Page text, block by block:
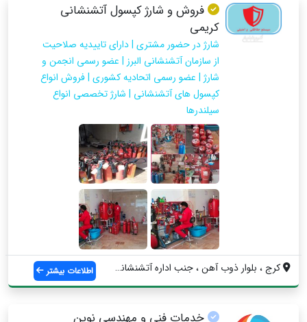
فروش و شارژ کپسول آتشنشانی
کریمی
شارژ در حضور مشتری | دارای تاییدیه صلاحیت
از سازمان آتشنشانی البرز | عضو رسمی انجمن و
شارژ | عضو رسمی اتحادیه کشوری | فروش انواع
کپسول های آتشنشانی | شارژ تخصصی انواع
سیلندرها
کرج ، بلوار ذوب آهن ، جنب اداره آتشنشانی... اطلاعات بیشتر